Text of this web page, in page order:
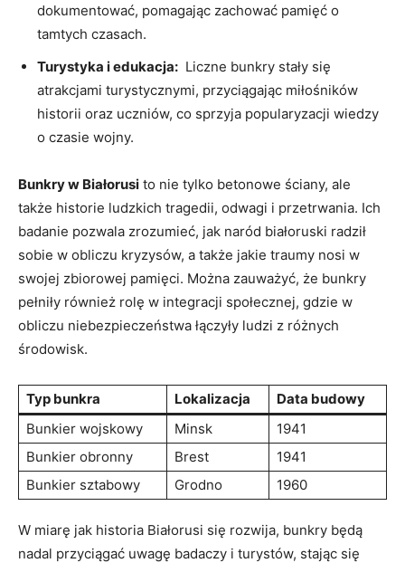
dokumentować, pomagając zachować‌ pamięć o
tamtych⁤ czasach.
Turystyka i ‌edukacja: ‌ Liczne‌ bunkry stały się
atrakcjami turystycznymi,​ przyciągając miłośników
historii oraz ⁤uczniów, co sprzyja​ popularyzacji wiedzy‍
o czasie wojny.
Bunkry w Białorusi to nie tylko betonowe ściany, ⁤ale
także historie ludzkich tragedii, odwagi i przetrwania. Ich⁤
badanie pozwala zrozumieć, jak naród ‌białoruski radził⁢
sobie w obliczu kryzysów, a także jakie traumy ‍nosi w
swojej zbiorowej pamięci. Można ⁢zauważyć, ⁤że bunkry
⁣pełniły‍ również rolę⁤ w integracji społecznej, gdzie ​w
obliczu niebezpieczeństwa łączyły ​ludzi z różnych
środowisk.
Typ bunkra Lokalizacja
Data budowy
Bunkier wojskowy
Minsk
1941
Bunkier obronny
Brest
1941
Bunkier‌ sztabowy
Grodno 1960
W miarę jak ‌historia Białorusi ‌się rozwija, bunkry ⁤będą
nadal ‍przyciągać uwagę badaczy ⁢i turystów, stając się